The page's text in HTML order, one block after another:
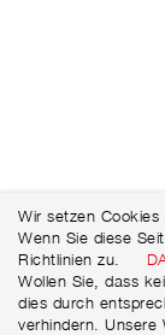
Wir setzen Cookies
Wenn Sie diese
Richtlinien zu.
Wollen Sie, dass
dies durch
verhindern. Unsere